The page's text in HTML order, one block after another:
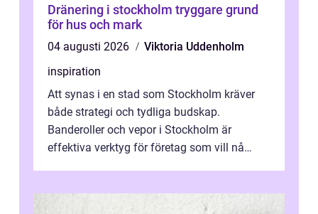
Dränering i stockholm tryggare grund
för hus och mark
04 augusti 2026
Viktoria Uddenholm
inspiration
Att synas i en stad som Stockholm kräver
både strategi och tydliga budskap.
Banderoller och vepor i Stockholm är
effektiva verktyg för företag som vill nå